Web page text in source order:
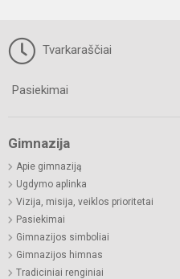
Tvarkaraščiai
Pasiekimai
Gimnazija
Apie gimnaziją
Ugdymo aplinka
Vizija, misija, veiklos prioritetai
Pasiekimai
Gimnazijos simboliai
Gimnazijos himnas
Tradiciniai renginiai